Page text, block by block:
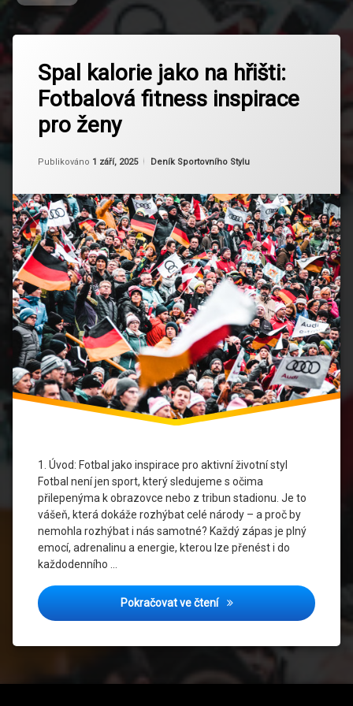
Spal kalorie jako na hřišti:
Fotbalová fitness inspirace
pro ženy
Publikováno 1 září, 2025
Od Ruby
Kategorie:
Deník Sportovního Stylu
1. Úvod: Fotbal jako inspirace pro aktivní životní styl
Fotbal není jen sport, který sledujeme s očima
přilepenýma k obrazovce nebo z tribun stadionu. Je to
vášeň, která dokáže rozhýbat celé národy – a proč by
nemohla rozhýbat i nás samotné? Každý zápas je plný
emocí, adrenalinu a energie, kterou lze přenést i do
každodenního …
Pokračovat ve čteníSpal kalorie jako na hřišti:
Fanouškovská
Komunita
Fitness
Fanynky
Motivace
K Pohybu
Německá
Reprezentace
Spalování
Kalorií
Sportovní
Móda
Tréninková
Inspirace
Zdravý
Životní
Styl
komentář
na
Spal
kalorie
jako
na
Fotbalová
inspirace
pro
ženy